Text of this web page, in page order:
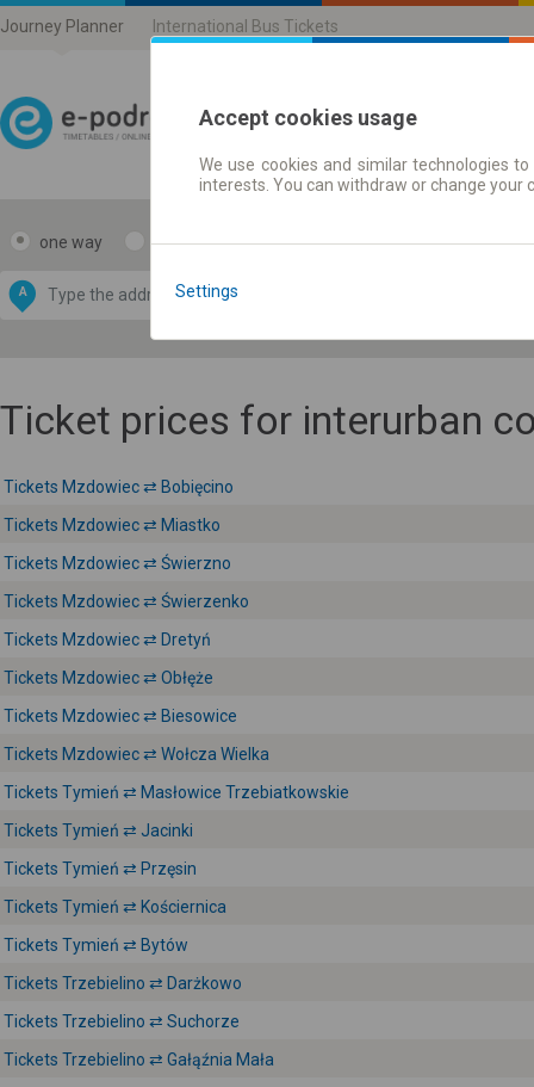
Journey Planner International Bus Tickets
Journey planner |
one way return
A
by
OpenStreetMap
Ticket prices for interurban
Tickets Mzdowiec ⇄ Bobięcino
Tickets Mzdowiec ⇄ Miastko
Tickets Mzdowiec ⇄ Świerzno
Tickets Mzdowiec ⇄ Świerzenko
Tickets Mzdowiec ⇄ Dretyń
Tickets Mzdowiec ⇄ Obłęże
Tickets Mzdowiec ⇄ Biesowice
Tickets Mzdowiec ⇄ Wołcza Wielka
Tickets Tymień ⇄ Masłowice Trzebiatkowskie
Tickets Tymień ⇄ Jacinki
Tickets Tymień ⇄ Przęsin
Tickets Tymień ⇄ Kościernica
Tickets Tymień ⇄ Bytów
Tickets Trzebielino ⇄ Darżkowo
Tickets Trzebielino ⇄ Suchorze
Tickets Trzebielino ⇄ Gałąźnia Mała
Accept cookies usage
We use cookies and similar technologies
interests. You can withdraw or change
Settings